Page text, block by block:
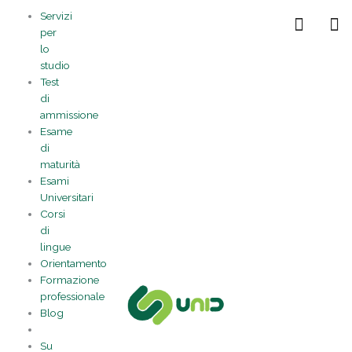
contenuto
Servizi
per
lo
studio
Test
di
ammissione
Esame
di
maturità
Esami
Universitari
Corsi
di
lingue
Orientamento
Formazione
professionale
Blog
Su